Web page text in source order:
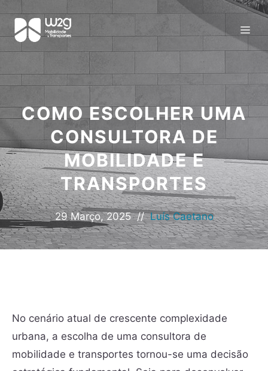
COMO ESCOLHER UMA
CONSULTORA DE
MOBILIDADE E
TRANSPORTES
29 Março, 2025 // Luís Caetano
No cenário atual de crescente complexidade
urbana, a escolha de uma consultora de
mobilidade e transportes tornou-se uma decisão